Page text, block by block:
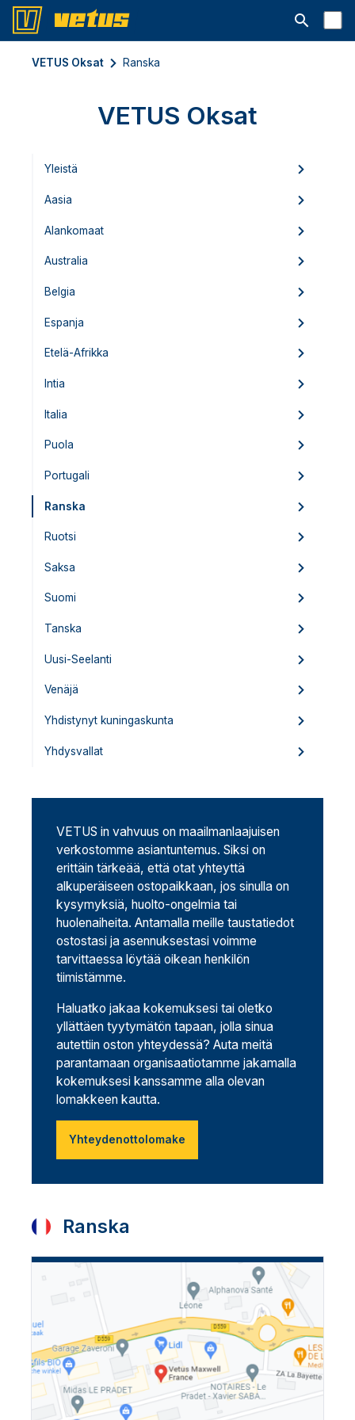
Avaa
VETUS Oksat Ranska
VETUS Oksat
Yleistä
Aasia
Alankomaat
Australia
Belgia
Espanja
Etelä-Afrikka
Intia
Italia
Puola
Portugali
Ranska
Ruotsi
Saksa
Suomi
Tanska
Uusi-Seelanti
Venäjä
Yhdistynyt kuningaskunta
Yhdysvallat
VETUS in vahvuus on maailmanlaajuisen
verkostomme asiantuntemus. Siksi on
erittäin tärkeää, että otat yhteyttä
alkuperäiseen ostopaikkaan, jos sinulla on
kysymyksiä, huolto-ongelmia tai
huolenaiheita. Antamalla meille taustatiedot
ostostasi ja asennuksestasi voimme
tarvittaessa löytää oikean henkilön
tiimistämme.
Haluatko jakaa kokemuksesi tai oletko
yllättäen tyytymätön tapaan, jolla sinua
autettiin oston yhteydessä? Auta meitä
parantamaan organisaatiotamme jakamalla
kokemuksesi kanssamme alla olevan
lomakkeen kautta.
Yhteydenottolomake
Ranska